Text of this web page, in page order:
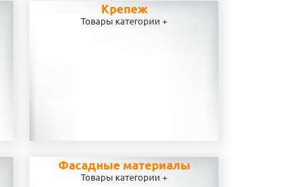
Крепеж
Товары категории +
Фасадные материалы
Товары категории +